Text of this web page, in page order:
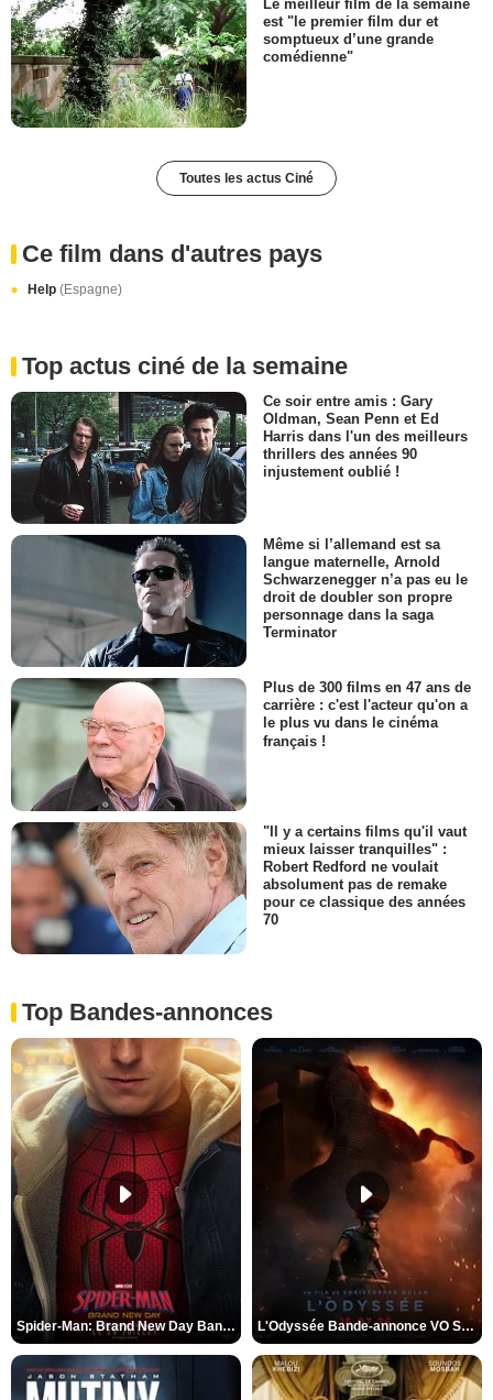
Le meilleur film de la semaine
est "le premier film dur et
somptueux d’une grande
comédienne"
Toutes les actus Ciné
Ce film dans d'autres pays
Help (Espagne)
Top actus ciné de la semaine
Ce soir entre amis : Gary
Oldman, Sean Penn et Ed
Harris dans l'un des meilleurs
thrillers des années 90
injustement oublié !
Même si l’allemand est sa
langue maternelle, Arnold
Schwarzenegger n’a pas eu le
droit de doubler son propre
personnage dans la saga
Terminator
Plus de 300 films en 47 ans de
carrière : c'est l'acteur qu'on a
le plus vu dans le cinéma
français !
"Il y a certains films qu'il vaut
mieux laisser tranquilles" :
Robert Redford ne voulait
absolument pas de remake
pour ce classique des années
70
Top Bandes-annonces
Spider-Man: Brand New Day Bande-annonce VO STFR L'Odyssée Bande-annonce VO STFR